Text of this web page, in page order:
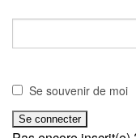
Se souvenir de moi